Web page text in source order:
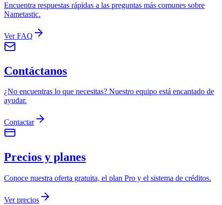
Encuentra respuestas rápidas a las preguntas más comunes sobre
Nametastic.
Ver FAQ
Contáctanos
¿No encuentras lo que necesitas? Nuestro equipo está encantado de
ayudar.
Contactar
Precios y planes
Conoce nuestra oferta gratuita, el plan Pro y el sistema de créditos.
Ver precios